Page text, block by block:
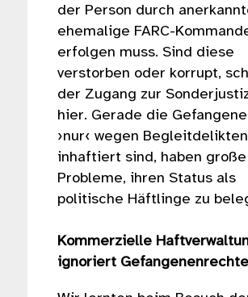
der Person durch
ehemalige FARC-
erfolgen muss. Sind diese
verstorben oder korrupt,
der Zugang zur
hier. Gerade die
›nur‹ wegen Begleitdelikten
inhaftiert sind, haben große
Probleme, ihren Status als
politische Häftlinge zu
Kommerzielle
ignoriert Gefangenenrechte